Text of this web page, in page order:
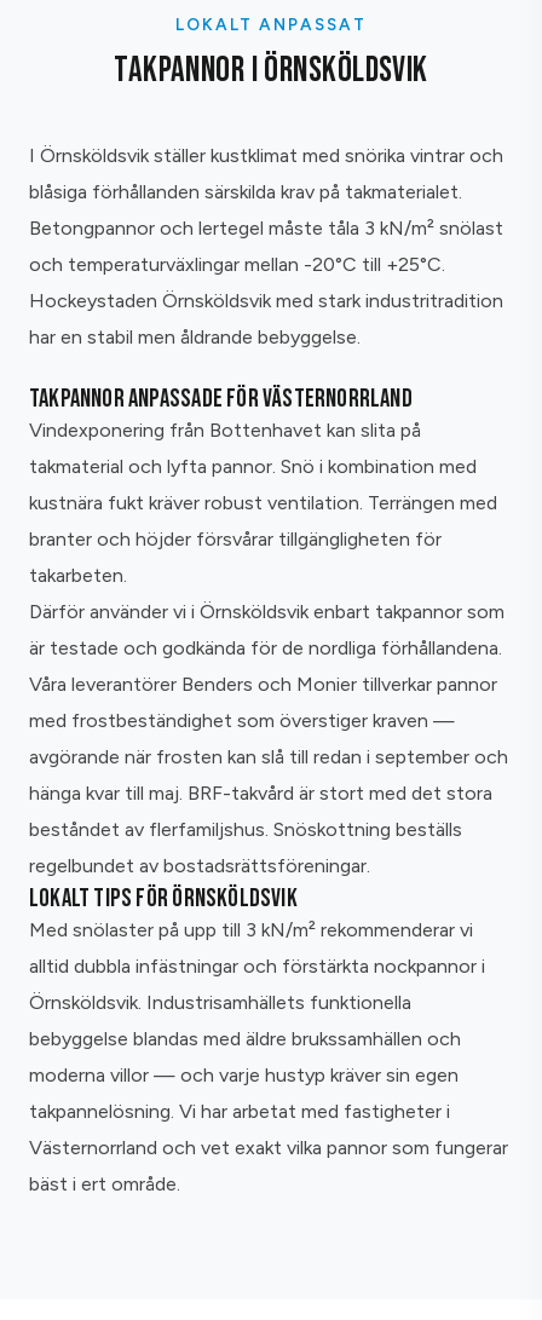
LOKALT ANPASSAT
TAKPANNOR I ÖRNSKÖLDSVIK
I Örnsköldsvik ställer kustklimat med snörika vintrar och
blåsiga förhållanden särskilda krav på takmaterialet.
Betongpannor och lertegel måste tåla 3 kN/m² snölast
och temperaturväxlingar mellan -20°C till +25°C.
Hockeystaden Örnsköldsvik med stark industritradition
har en stabil men åldrande bebyggelse.
TAKPANNOR ANPASSADE FÖR VÄSTERNORRLAND
Vindexponering från Bottenhavet kan slita på
takmaterial och lyfta pannor. Snö i kombination med
kustnära fukt kräver robust ventilation. Terrängen med
branter och höjder försvårar tillgängligheten för
takarbeten.
Därför använder vi i Örnsköldsvik enbart takpannor som
är testade och godkända för de nordliga förhållandena.
Våra leverantörer Benders och Monier tillverkar pannor
med frostbeständighet som överstiger kraven —
avgörande när frosten kan slå till redan i september och
hänga kvar till maj. BRF-takvård är stort med det stora
beståndet av flerfamiljshus. Snöskottning beställs
regelbundet av bostadsrättsföreningar.
LOKALT TIPS FÖR ÖRNSKÖLDSVIK
Med snölaster på upp till 3 kN/m² rekommenderar vi
alltid dubbla infästningar och förstärkta nockpannor i
Örnsköldsvik. Industrisamhällets funktionella
bebyggelse blandas med äldre brukssamhällen och
moderna villor — och varje hustyp kräver sin egen
takpannelösning. Vi har arbetat med fastigheter i
Västernorrland och vet exakt vilka pannor som fungerar
bäst i ert område.